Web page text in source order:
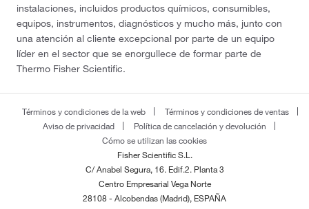
instalaciones, incluidos productos químicos, consumibles,
equipos, instrumentos, diagnósticos y mucho más, junto con
una atención al cliente excepcional por parte de un equipo
líder en el sector que se enorgullece de formar parte de
Thermo Fisher Scientific.
Términos y condiciones de la web
Términos y condiciones de ventas
Aviso de privacidad
Política de cancelación y devolución
Cómo se utilizan las cookies
Fisher Scientific S.L.
C/ Anabel Segura, 16. Edif.2. Planta 3
Centro Empresarial Vega Norte
28108 - Alcobendas (Madrid), ESPAÑA